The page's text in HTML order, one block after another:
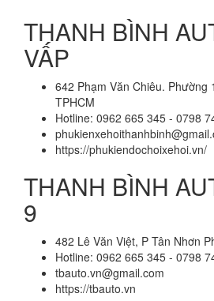
THANH BÌNH
VẤP
642 Phạm Văn Chiêu. Phường
TPHCM
Hotline: 0962 665 345 - 0798
https://phukiendochoixehoi.vn/
THANH BÌNH
9
482 Lê Văn Việt, P Tân Nhơn
Hotline: 0962 665 345 - 0798
tbauto.vn@gmail.com
https://tbauto.vn